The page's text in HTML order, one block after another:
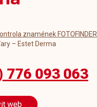
znamének FOTOFINDER
– Estet Derma
776 093 063
web